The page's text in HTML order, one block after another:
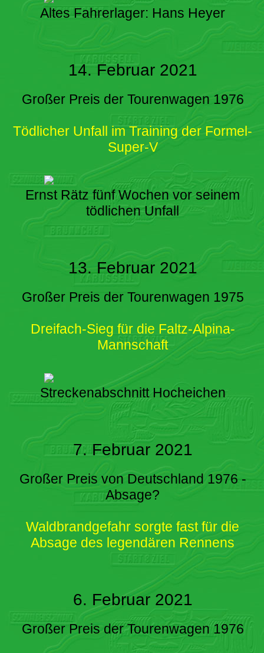
Altes Fahrerlager: Hans Heyer
14. Februar 2021
Großer Preis der Tourenwagen 1976
Tödlicher Unfall im Training der Formel-
Super-V
Ernst Rätz fünf Wochen vor seinem
tödlichen Unfall
13. Februar 2021
Großer Preis der Tourenwagen 1975
Dreifach-Sieg für die Faltz-Alpina-
Mannschaft
Streckenabschnitt Hocheichen
7. Februar 2021
Großer Preis von Deutschland 1976 -
Absage?
Waldbrandgefahr sorgte fast für die
Absage des legendären Rennens
6. Februar 2021
Großer Preis der Tourenwagen 1976